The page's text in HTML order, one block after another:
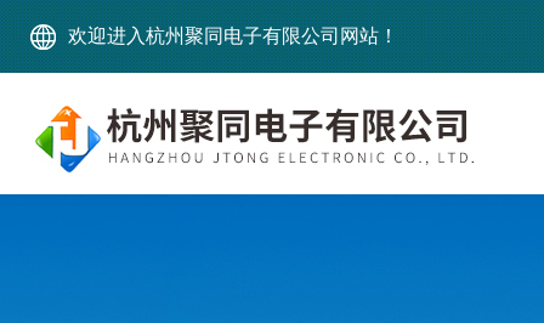
欢迎进入杭州聚同电子有限公司网站！